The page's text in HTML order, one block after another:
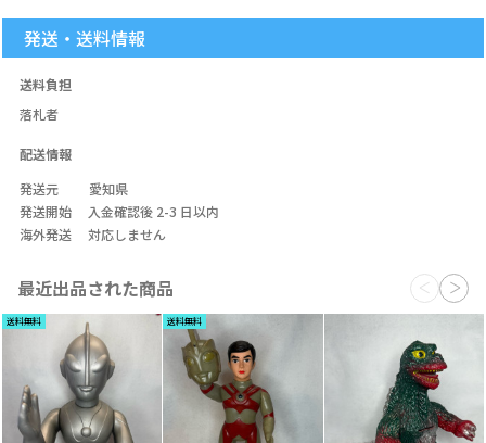
発送・送料情報
送料負担
落札者
配送情報
発送元
愛知県
発送開始
入金確認後 2-3 日以内
海外発送
対応しません
最近出品された商品
送料無料 送料無料